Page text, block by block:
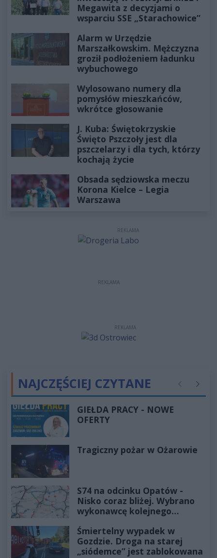
Megawita z decyzjami o
wsparciu SSE „Starachowice”
Alarm w Urzędzie
Marszałkowskim. Mężczyzna
groził podłożeniem ładunku
wybuchowego
Wylosowano numery dla
pomysłów mieszkańców,
wkrótce głosowanie
J. Kuba: Świętokrzyskie
Święto Pszczoły jest dla
pszczelarzy i dla tych, którzy
kochają życie
Obsada sędziowska meczu
Korona Kielce – Legia
Warszawa
REKLAMA
REKLAMA
REKLAMA
NAJCZĘŚCIEJ CZYTANE Poprzednie
GIEŁDA PRACY - NOWE
OFERTY
Tragiczny pożar w Ożarowie
S74 na odcinku Opatów -
Nisko coraz bliżej. Wybrano
wykonawcę kolejnego
Śmiertelny wypadek w
Gozdzie. Droga na starej
„siódemce” jest zablokowana